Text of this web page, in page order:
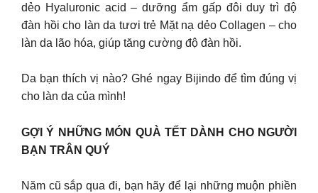
dẻo Hyaluronic acid – dưỡng ẩm gấp đôi duy trì độ
đàn hồi cho làn da tươi trẻ Mặt nạ dẻo Collagen – cho
làn da lão hóa, giúp tăng cường độ đàn hồi.
Da bạn thích vị nào? Ghé ngay Bijindo để tìm đúng vị
cho làn da của mình!
GỢI Ý NHỮNG MÓN QUÀ TẾT DÀNH CHO NGƯỜI
BẠN TRÂN QUÝ
Năm cũ sắp qua đi, bạn hãy để lại những muộn phiền